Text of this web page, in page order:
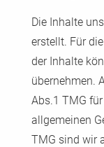
Die Inhalte
erstellt. Für
der Inhalte
übernehmen.
Abs.1 TMG
allgemeinen
TMG sind wir